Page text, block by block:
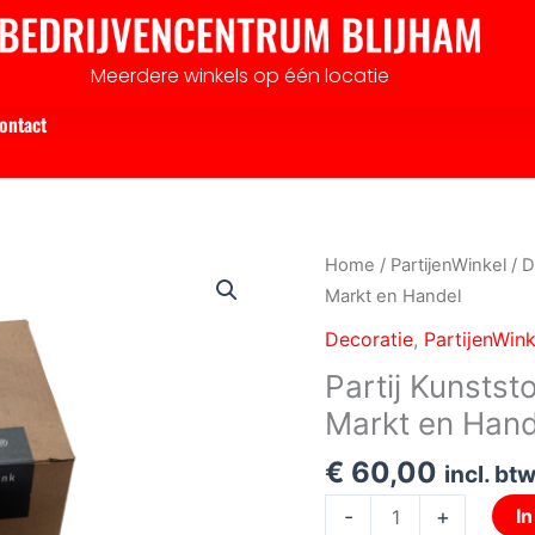
Meerdere winkels op één locatie
Home / PartijenWinkel /
Markt en Handel
Decoratie,
Partij
Markt en
€ 60,00 incl. btw
-
Partij
Kunststof
design
voor
en
Handel
+